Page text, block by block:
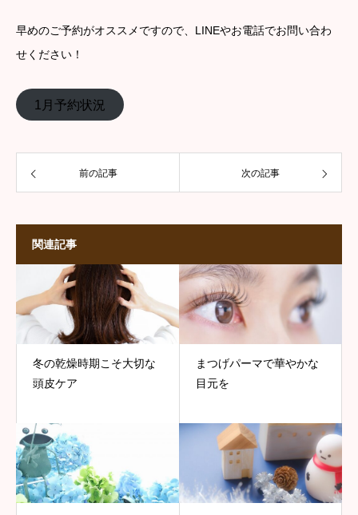
早めのご予約がオススメですので、LINEやお電話でお問い合わ
せください！
1月予約状況
前の記事 次の記事
関連記事
冬の乾燥時期こそ大切な
頭皮ケア
まつげパーマで華やかな
目元を